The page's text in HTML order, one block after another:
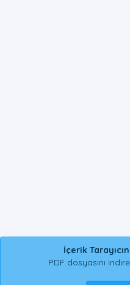
İçerik
PDF dosyasını